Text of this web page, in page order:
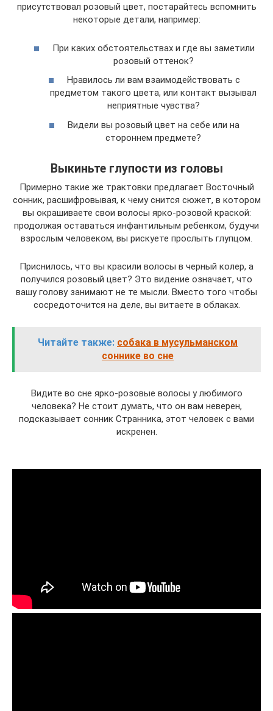
присутствовал розовый цвет, постарайтесь вспомнить
некоторые детали, например:
При каких обстоятельствах и где вы заметили
розовый оттенок?
Нравилось ли вам взаимодействовать с
предметом такого цвета, или контакт вызывал
неприятные чувства?
Видели вы розовый цвет на себе или на
стороннем предмете?
Выкиньте глупости из головы
Примерно такие же трактовки предлагает Восточный
сонник, расшифровывая, к чему снится сюжет, в котором
вы окрашиваете свои волосы ярко-розовой краской:
продолжая оставаться инфантильным ребенком, будучи
взрослым человеком, вы рискуете прослыть глупцом.
Приснилось, что вы красили волосы в черный колер, а
получился розовый цвет? Это видение означает, что
вашу голову занимают не те мысли. Вместо того чтобы
сосредоточится на деле, вы витаете в облаках.
Читайте также: собака в мусульманском
соннике во сне
Видите во сне ярко-розовые волосы у любимого
человека? Не стоит думать, что он вам неверен,
подсказывает сонник Странника, этот человек с вами
искренен.